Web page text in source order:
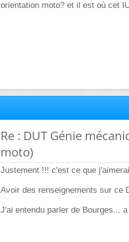
orientation moto? et il est où cet
Re : DUT Génie
moto)
Justement !!! c'est ce que
Avoir des renseignements sur ce
J'ai entendu parler de Bourges...